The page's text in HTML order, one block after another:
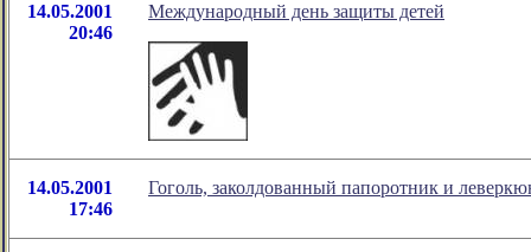
14.05.2001
20:46
Международный день защиты детей
14.05.2001
17:46
Гоголь, заколдованный папоротник и